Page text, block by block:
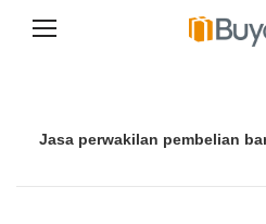
Jasa perwakilan pembelian